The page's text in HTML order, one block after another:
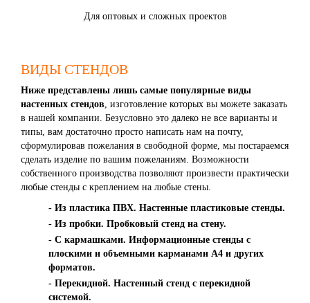
Для оптовых и сложных проектов
ВИДЫ СТЕНДОВ
Ниже представлены лишь самые популярные виды
настенных стендов, изготовление которых вы можете заказать
в нашей компании. Безусловно это далеко не все варианты и
типы, вам достаточно просто написать нам на почту,
сформулировав пожелания в свободной форме, мы постараемся
сделать изделие по вашим пожеланиям. Возможности
собственного производства позволяют произвести практически
любые стенды с креплением на любые стены.
- Из пластика ПВХ. Настенные пластиковые стенды.
- Из пробки. Пробковый стенд на стену.
- С кармашками. Информационные стенды с
плоскими и объемными карманами А4 и других
форматов.
- Перекидной. Настенный стенд с перекидной
системой.